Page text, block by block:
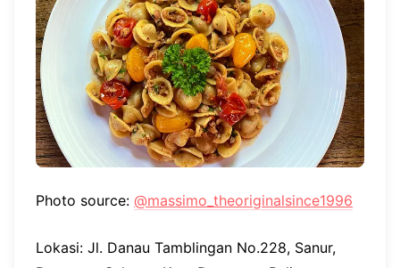
Photo source: @massimo_theoriginalsince1996
Lokasi: Jl. Danau Tamblingan No.228, Sanur,